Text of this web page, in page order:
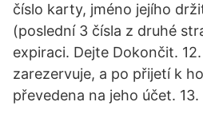
číslo karty, jméno jejího
(poslední 3 čísla z druhé
expiraci. Dejte Dokončit.
zarezervuje, a po přijetí k
převedena na jeho účet. 13.